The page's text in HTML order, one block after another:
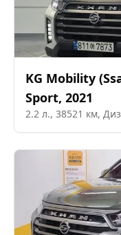
KG Mobility
Sport, 2021
2.2 л., 38521 км,